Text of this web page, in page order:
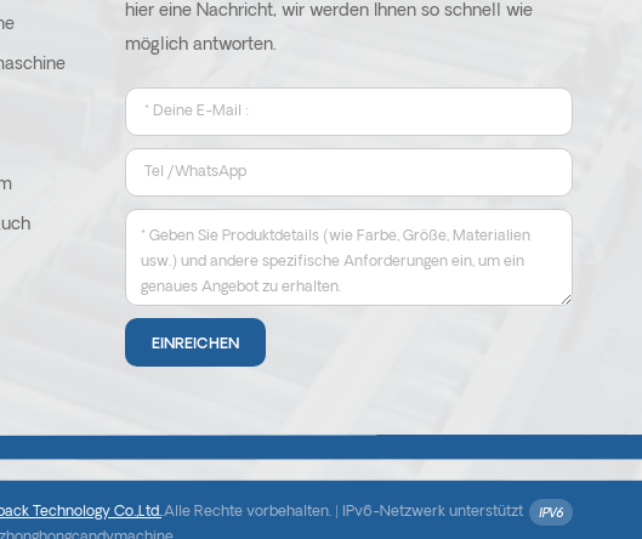
hier eine Nachricht, wir werden Ihnen so schnell wie
möglich antworten.
Technology Co.,Ltd..Alle Rechte vorbehalten. |
IPv6-Netzwerk unterstützt